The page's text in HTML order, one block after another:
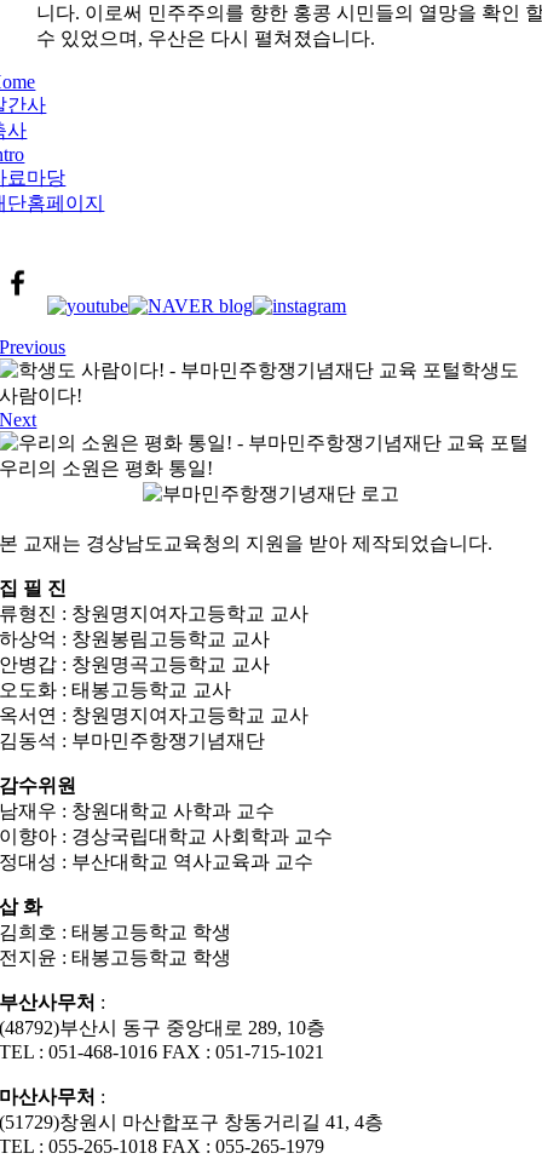
니다. 이로써 민주주의를 향한 홍콩 시민들의 열망을 확인
수 있었으며, 우산은 다시 펼쳐졌습니다.
간사
사
료마당
단홈페이지
Previous
학생도
사람이다!
Next
우리의 소원은 평화 통일!
본 교재는 경상남도교육청의 지원을 받아 제작되었습니다.
집 필 진
류형진 : 창원명지여자고등학교 교사
하상억 : 창원봉림고등학교 교사
안병갑 : 창원명곡고등학교 교사
오도화 : 태봉고등학교 교사
옥서연 : 창원명지여자고등학교 교사
김동석 : 부마민주항쟁기념재단
감수위원
남재우 : 창원대학교 사학과 교수
이향아 : 경상국립대학교 사회학과 교수
정대성 : 부산대학교 역사교육과 교수
삽 화
김희호 : 태봉고등학교 학생
전지윤 : 태봉고등학교 학생
부산사무처 :
(48792)부산시 동구 중앙대로 289, 10층
TEL : 051-468-1016 FAX : 051-715-1021
마산사무처 :
(51729)창원시 마산합포구 창동거리길 41, 4층
TEL : 055-265-1018 FAX : 055-265-1979